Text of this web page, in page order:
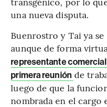
una nueva disputa.
Buenrostro y Tai ya
aunque de forma
representante comercial
primera reunión de
luego de que la
nombrada en el cargo